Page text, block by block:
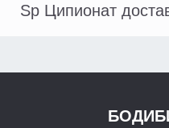
Sp Ципионат